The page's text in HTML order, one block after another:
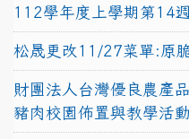
112學年度上學期第14
松晟更改11/27菜單:原
財團法人台灣優良農產
豬肉校園佈置與教學活動